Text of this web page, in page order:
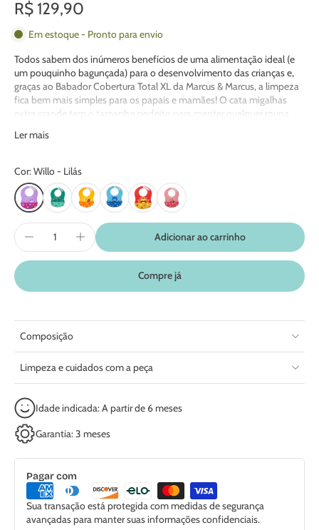
R$ 129,90
Em estoque - Pronto para envio
Todos sabem dos inúmeros benefícios de uma alimentação ideal (e
um pouquinho bagunçada) para o desenvolvimento das crianças e,
graças ao Babador Cobertura Total XL da Marcus & Marcus, a limpeza
fica bem mais simples para os papais e mamães! O cata migalhas
extra grande tem o tamanho perfeito para manter qualquer roupa
do pescoço para baixo é ainda maior. O fecho é regulável com fita
deixar o babador cair. Nossos babadores são feitos em silicone de
qualidade alimentar e é possível enrolar e encaixar dentro do porta-
migalas, deixando o item compacto. Confira sempre a temperatura
do alimento antes de ofertar ao bebê. Livre de BPA e ftalato.
Temperatura suportada: de -20°C até 220°C.
Ler mais
Cor: Willo - Lilás
Adicionar ao carrinho
Compre já
Composição
Limpeza e cuidados com a peça
Idade indicada: A partir de 6 meses
Garantia: 3 meses
Pagar com
Sua transação está protegida com medidas de segurança
avançadas para manter suas informações confidenciais.